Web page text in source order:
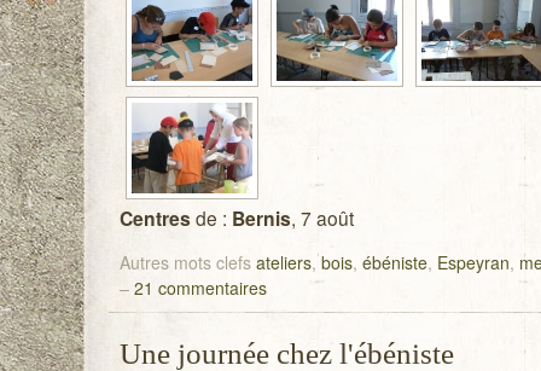
Centres de : Bernis, 7 août
Autres mots clefs ateliers,bois, ébéniste, Espeyran,
– 21 commentaires
Une journée chez l'ébéniste